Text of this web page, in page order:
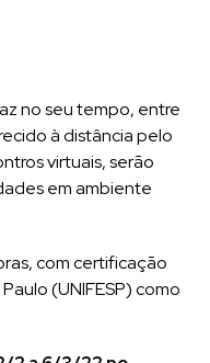
no seu tempo, entre
à distância pelo
virtuais, serão
em ambiente
com certificação
(UNIFESP) como